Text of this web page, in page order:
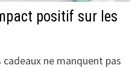
positif sur les
cadeaux ne manquent pas